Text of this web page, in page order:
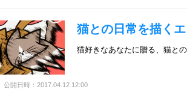
猫との日常を描く
猫好きなあなたに贈る、猫と
公開日時：2017.04.12 12:00